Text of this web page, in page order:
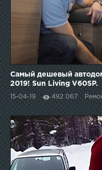
Самый дешевый
2019! Sun Living V60SP.
15-04-19 492 067